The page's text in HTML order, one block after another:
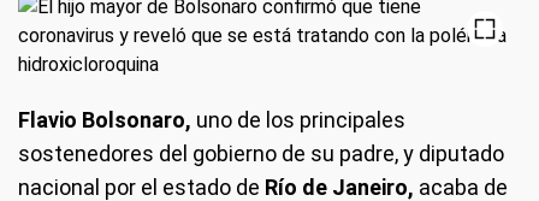
Flavio Bolsonaro, uno de los principales
sostenedores del gobierno de su padre, y diputado
nacional por el estado de Río de Janeiro, acaba de